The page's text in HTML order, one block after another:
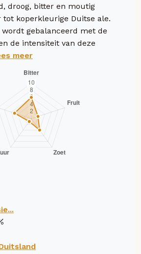
droog, bitter en moutig
tot koperkleurige Duitse ale.
gebalanceerd met de
de intensiteit van deze
meer